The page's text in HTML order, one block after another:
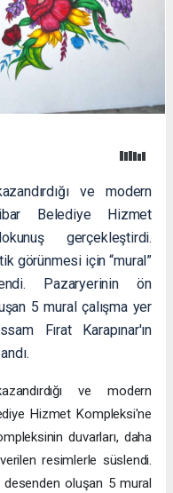
ve modern
Belediye Hizmet
gerçekleştirdi.
görünmesi için “mural”
Pazaryerinin ön
5 mural çalışma yer
Fırat Karapınar'ın
ve modern
Hizmet Kompleksi'ne
duvarları, daha
resimlerle süslendi.
oluşan 5 mural